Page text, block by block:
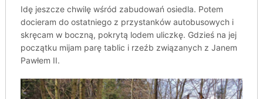
Idę jeszcze chwilę wśród zabudowań osiedla. Potem
docieram do ostatniego z przystanków autobusowych i
skręcam w boczną, pokrytą lodem uliczkę. Gdzieś na jej
początku mijam parę tablic i rzeźb związanych z Janem
Pawłem II.